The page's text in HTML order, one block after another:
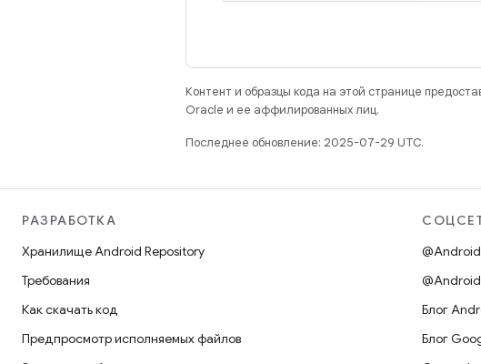
Контент и образцы кода на этой странице
Oracle и ее аффилированных лиц.
Последнее обновление: 2025-07-29 UTC.
РАЗРАБОТКА
Хранилище Android Repository
Требования
Как скачать код
Предпросмотр исполняемых файлов
@Android
Блог
Блог